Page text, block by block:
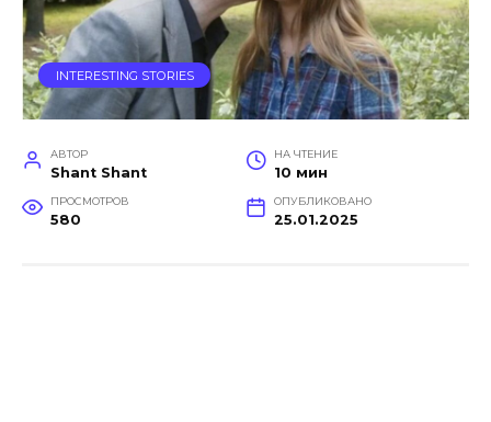
INTERESTING STORIES
АВТОР
Shant Shant
НА ЧТЕНИЕ
10 мин
ПРОСМОТРОВ
580
ОПУБЛИКОВАНО
25.01.2025